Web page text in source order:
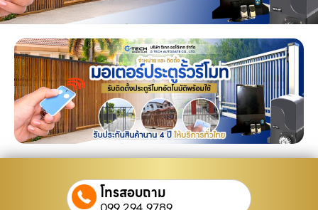
โทรสอบถาม